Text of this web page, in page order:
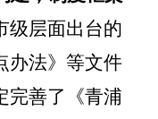
级层面出台的
办法》等文件
完善了《青浦